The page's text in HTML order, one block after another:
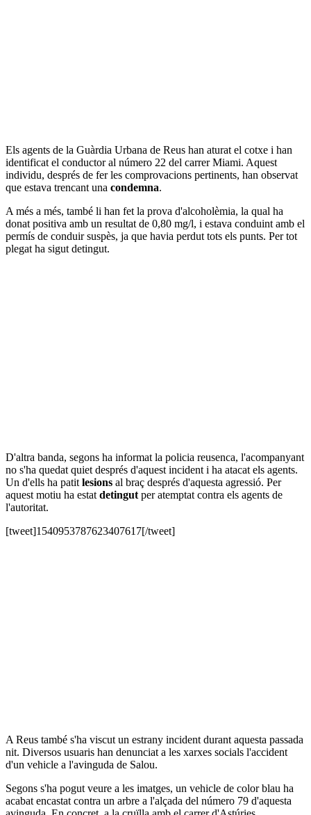
Els agents de la Guàrdia Urbana de Reus han aturat el cotxe i han
identificat el conductor al número 22 del carrer Miami. Aquest
individu, després de fer les comprovacions pertinents, han observat
que estava trencant una condemna.
A més a més, també li han fet la prova d'alcoholèmia, la qual ha
donat positiva amb un resultat de 0,80 mg/l, i estava conduint amb el
permís de conduir suspès, ja que havia perdut tots els punts. Per tot
plegat ha sigut detingut.
D'altra banda, segons ha informat la policia reusenca, l'acompanyant
no s'ha quedat quiet després d'aquest incident i ha atacat els agents.
Un d'ells ha patit lesions al braç després d'aquesta agressió. Per
aquest motiu ha estat detingut per atemptat contra els agents de
l'autoritat.
[tweet]1540953787623407617[/tweet]
A Reus també s'ha viscut un estrany incident durant aquesta passada
nit. Diversos usuaris han denunciat a les xarxes socials l'accident
d'un vehicle a l'avinguda de Salou.
Segons s'ha pogut veure a les imatges, un vehicle de color blau ha
acabat encastat contra un arbre a l'alçada del número 79 d'aquesta